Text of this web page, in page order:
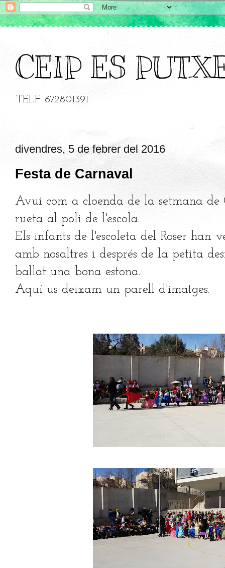
CEIP ES
TELF. 672801391
divendres, 5 de febrer del 2016
Festa de Carnaval
Avui com a cloenda de la setmana
rueta al poli de l'escola.
Els infants de l'escoleta del Roser han
amb nosaltres i després de la petita
ballat una bona estona.
Aquí us deixam un parell d'imatges.